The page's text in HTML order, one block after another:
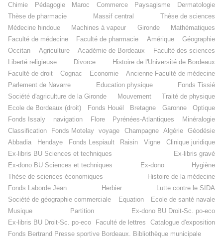
Chimie
Pédagogie Maroc Commerce Paysagisme
Dermatologie
Thèse de pharmacie
Massif central
Thèse de sciences
Médecine hindoue
Machines à vapeur Gironde
Mathématiques
Faculté de médecine
Faculté de pharmacie Amérique
Géographie
Occitan
Agriculture Académie de Bordeaux
Faculté des sciences
Liberté religieuse
Divorce
Histoire de l'Université de Bordeaux
Faculté de droit
Cognac Economie
Ancienne Faculté de médecine
Parlement de Navarre
Education physique
Fonds Tissié
Société d'agriculture de la Gironde
Mouvement
Traité de physique
Ecole de Bordeaux (droit)
Fonds Houël Bretagne Garonne
Optique
Fonds Issaly
navigation Flore Pyrénées-Atlantiques
Minéralogie
Classification
Fonds Motelay voyage Champagne Algérie
Géodésie
Abbadia
Hendaye Fonds Lespiault Raisin Vigne
Clinique juridique
Ex-libris BU Sciences et techniques
Ex-libris gravé
Ex-dono BU Sciences et techniques
Ex-dono
Hygiène
Thèse de sciences économiques
Histoire de la médecine
Fonds Laborde Jean
Herbier
Lutte contre le SIDA
Société de géographie commerciale
Equation
Ecole de santé navale
Musique
Partition
Ex-dono BU Droit-Sc. po-eco
Ex-libris BU Droit-Sc. po-eco
Faculté de lettres
Catalogue d'exposition
Fonds Bertrand Presse sportive Bordeaux. Bibliothèque municipale